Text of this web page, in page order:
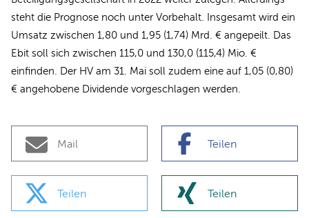
steht die Prognose noch unter Vorbehalt. Insgesamt wird ein
Umsatz zwischen 1,80 und 1,95 (1,74) Mrd. € angepeilt. Das
Ebit soll sich zwischen 115,0 und 130,0 (115,4) Mio. €
einfinden. Der HV am 31. Mai soll zudem eine auf 1,05 (0,80)
€ angehobene Dividende vorgeschlagen werden.
Mail Teilen
Teilen Teilen